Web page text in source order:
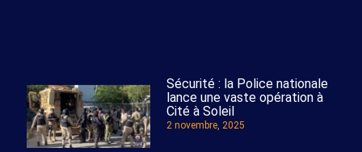
Sécurité : la Police nationale
lance une vaste opération à
Cité à Soleil
2 novembre, 2025